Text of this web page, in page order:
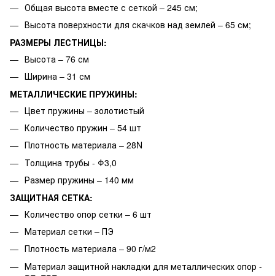
Общая высота вместе с сеткой – 245 см;
Высота поверхности для скачков над землей – 65 см;
РАЗМЕРЫ ЛЕСТНИЦЫ:
Высота – 76 см
Ширина – 31 см
МЕТАЛЛИЧЕСКИЕ ПРУЖИНЫ:
Цвет пружины – золотистый
Количество пружин – 54 шт
Плотность материала – 28N
Толщина трубы - Φ3,0
Размер пружины – 140 мм
ЗАЩИТНАЯ СЕТКА:
Количество опор сетки – 6 шт
Материал сетки – ПЭ
Плотность материала – 90 г/м2
Материал защитной накладки для металлических опор -